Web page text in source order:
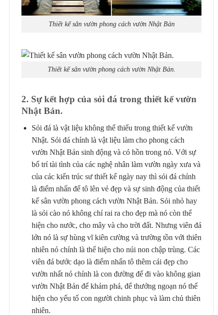
Thiết kế sân vườn phong cách vườn Nhật Bản
Thiết kế sân vườn phong cách vườn Nhật Bản.
2. Sự kết hợp của sỏi đá trong thiết kế vườn
Nhật Bản.
Sỏi đá là vật liệu không thể thiếu trong thiết kế vườn
Nhật. Sỏi đá chính là vật liệu làm cho phong cách
vườn Nhật Bản sinh động và có hồn trong nó. Với sự
bố trí tài tình của các nghệ nhân làm vườn ngày xưa và
của các kiến trúc sư thiết kế ngày nay thì sỏi đá chính
là điểm nhấn để tô lên vẻ đẹp và sự sinh động của thiết
kế sân vườn phong cách vườn Nhật Bản. Sỏi nhỏ hay
là sỏi cào nó không chỉ rai ra cho đẹp mà nó còn thể
hiện cho nước, cho mây và cho trời đất. Nhưng viên đá
lớn nó là sự hùng vĩ kiên cường và trường tồn với thiên
nhiên nó chính là thể hiện cho núi non chập trùng. Các
viên đá bước dạo là điểm nhấn tô thêm cái đẹp cho
vườn nhất nó chính là con đường để đi vào không gian
vườn Nhật Bản để khám phá, để thưởng ngoạn nó thể
hiện cho yếu tố con người chinh phục và làm chủ thiên
nhiên.